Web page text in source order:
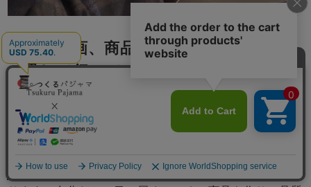
メニュー
素材の企画、商品開発、製造、出荷まで
一貫して行っています
つくるパジャマで使用する生地はほぼ全て織り、染めも
日本で行った国産生地で、全て京都の自社工場で縫製し
ています。生地の開発、お客さまのご要望にきめこまか
責任をもつことで、お届けする商品には自信をもってお